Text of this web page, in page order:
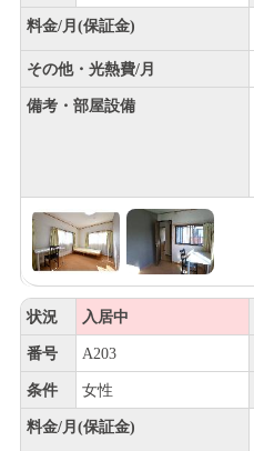
料金/月(保証金)
その他・光熱費/月
備考・部屋設備
状況 入居中
番号 A203
条件 女性
料金/月(保証金)